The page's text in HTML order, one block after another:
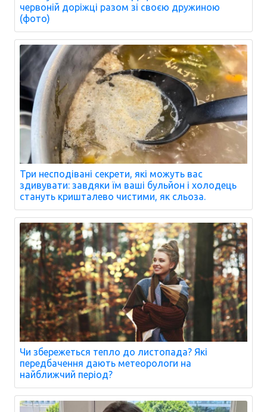
червоній доріжці разом зі своєю дружиною
(фото)
Три несподівані секрети, які можуть вас
здивувати: завдяки їм ваші бульйон і холодець
стануть кришталево чистими, як сльоза.
Чи збережеться тепло до листопада? Які
передбачення дають метеорологи на
найближчий період?